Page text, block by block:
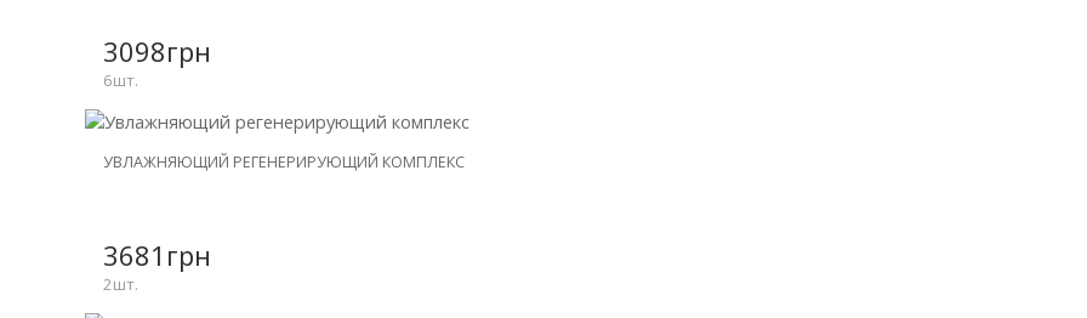
3098грн
6шт.
НОВИНКА
-30%
УВЛАЖНЯЮЩИЙ РЕГЕНЕРИРУЮЩИЙ КОМПЛЕКС
3681грн
2шт.